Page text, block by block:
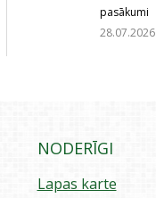
pasākumi
28.07.2026
NODERĪGI
Lapas karte